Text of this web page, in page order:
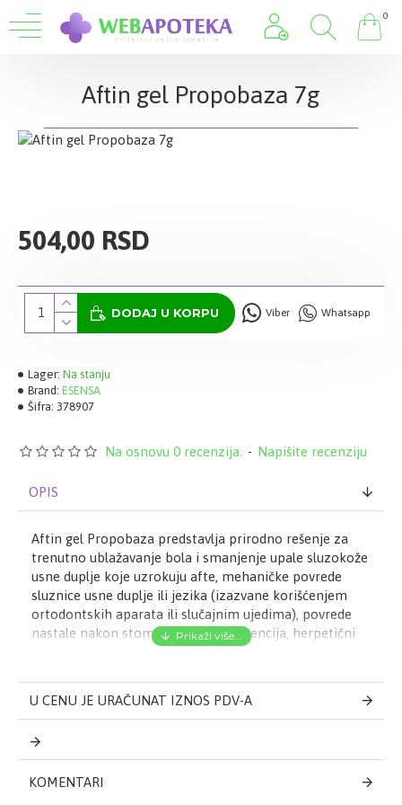
0
Aftin gel Propobaza 7g
Lager: Na stanju
Brand: ESENSA
Šifra: 378907
Na osnovu 0 recenzija. - Napišite recenziju
504,00 RSD
DODAJ U KORPU Viber Whatsapp
OPIS
Aftin gel Propobaza predstavlja prirodno rešenje za
trenutno ublažavanje bola i smanjenje upale sluzokože
usne duplje koje uzrokuju afte, mehaničke povrede
sluznice usne duplje ili jezika (izazvane korišćenjem
ortodontskih aparata ili slučajnim ujedima), povrede
nastale nakon stomatoloških intervencija, herpetični
Aftin gel Propobaza je formulisan na bazi
bioadhezivnog (mukoadhezivnog) polimera koji
formira mehaničku barijeru i pruža efikasnu zaštitu od
U CENU JE URAČUNAT IZNOS PDV-A
KOMENTARI